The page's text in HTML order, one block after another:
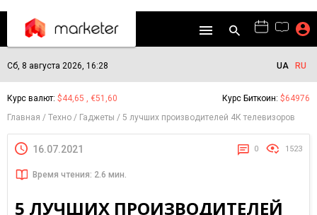
Сб, 8 августа 2026, 16:28 UA RU
Курс валют: $44,65 , €51,60 Курс Биткоин: $64976
Главная
Техно Гаджеты 5 лучших производителей 4К телевизоров
16.07.2021 0 1523
Время чтения: 2.6 мин.
5 ЛУЧШИХ ПРОИЗВОДИТЕЛЕЙ